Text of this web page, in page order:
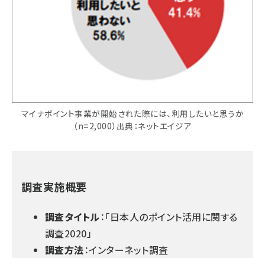
マイナポイント事業が開始された際には、利用したいと思うか
（n=2,000）出典：ネットエイジア
調査実施概要
調査タイトル：「日本人のポイント活用に関する
調査2020」
調査方法：インターネット調査